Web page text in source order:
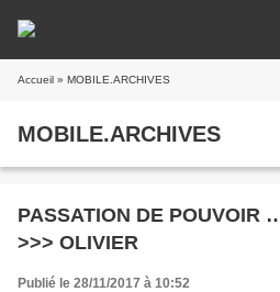
Accueil » MOBILE.ARCHIVES
MOBILE.ARCHIVES
PASSATION DE POUVOIR
>>> OLIVIER
Publié le 28/11/2017 à 10:52